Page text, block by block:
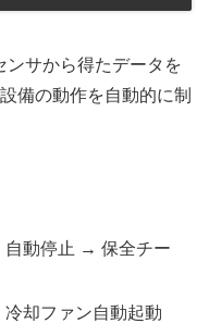
ンサから得たデータを
備の動作を自動的に制
動停止 → 保全チー
却ファン自動起動